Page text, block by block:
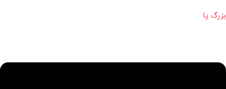
بزرگ پا